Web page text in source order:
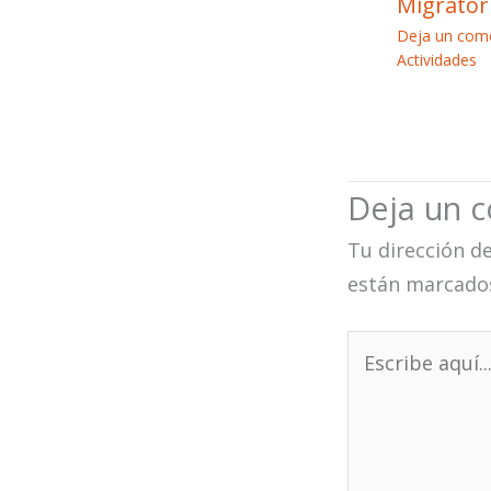
Deja un
Actividades
Deja un
Tu dirección
están